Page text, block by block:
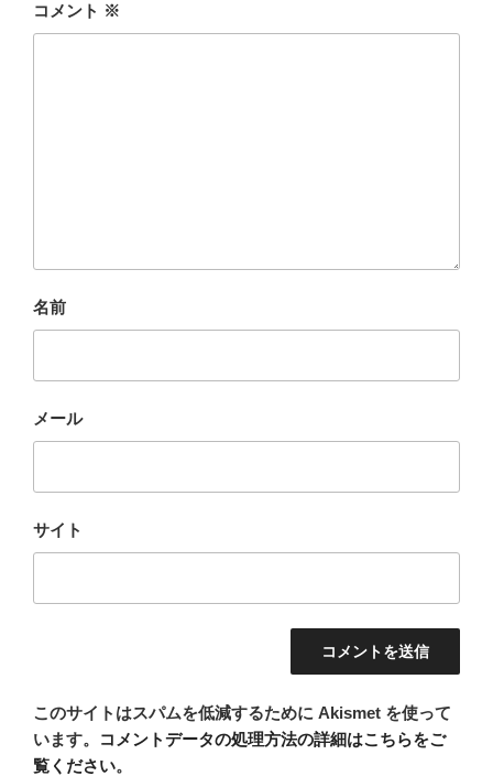
コメント ※
名前
メール
サイト
このサイトはスパムを低減するために Akismet を使って
います。
コメントデータの処理方法の詳細はこちらをご
覧ください。